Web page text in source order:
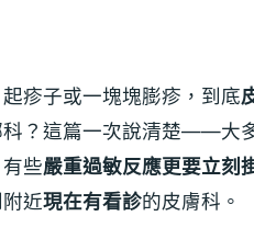
疹子或一塊塊膨疹，到底
科？這篇一次說清楚——大
些嚴重過敏反應更要立刻
近現在有看診的皮膚科。